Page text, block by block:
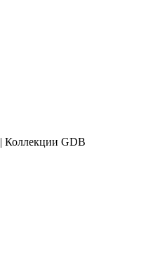
| Коллекции GDB